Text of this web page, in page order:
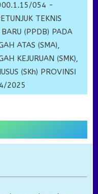
054 -
TEKNIS
(PPDB) PADA
ATAS (SMA),
KEJURUAN (SMK),
(SKh) PROVINSI
2025